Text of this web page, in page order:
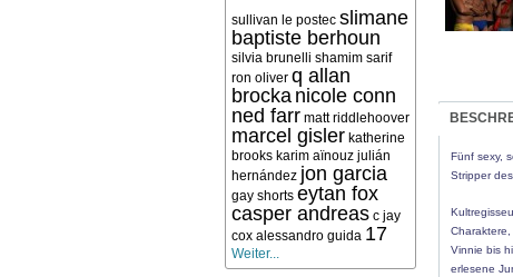
sullivan le postec slimane
baptiste berhoun
silvia brunelli shamim sarif
ron oliver q allan
brocka nicole conn
ned farr matt riddlehoover
marcel gisler katherine
brooks karim aïnouz julián
hernández jon garcia
gay shorts eytan fox
casper andreas c jay
cox alessandro guida 17
Weiter...
Fünf sexy,
Stripper
Vinnie bis
erlesene